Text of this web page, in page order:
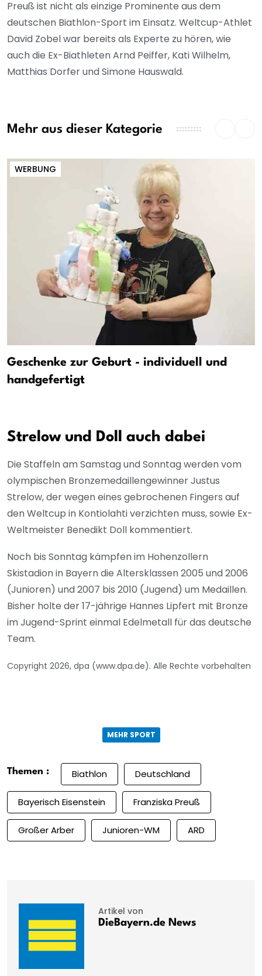
Preuß ist nicht als einzige Prominente aus dem
deutschen Biathlon-Sport im Einsatz. Weltcup-Athlet
David Zobel war bereits als Experte zu hören, wie
auch die Ex-Biathleten Arnd Peiffer, Kati Wilhelm,
Matthias Dorfer und Simone Hauswald.
Mehr aus dieser Kategorie
WERBUNG
Geschenke zur Geburt - individuell und
handgefertigt
Strelow und Doll auch dabei
Die Staffeln am Samstag und Sonntag werden vom
olympischen Bronzemedaillengewinner Justus
Strelow, der wegen eines gebrochenen Fingers auf
den Weltcup in Kontiolahti verzichten muss, sowie Ex-
Weltmeister Benedikt Doll kommentiert.
Noch bis Sonntag kämpfen im Hohenzollern
Skistadion in Bayern die Altersklassen 2005 und 2006
(Junioren) und 2007 bis 2010 (Jugend) um Medaillen.
Bisher holte der 17-jährige Hannes Lipfert mit Bronze
im Jugend-Sprint einmal Edelmetall für das deutsche
Team.
Copyright 2026, dpa (www.dpa.de). Alle Rechte vorbehalten
MEHR SPORT
Themen : Biathlon Deutschland
Bayerisch Eisenstein Franziska Preuß
Großer Arber Junioren-WM ARD
Artikel von
DieBayern.de News